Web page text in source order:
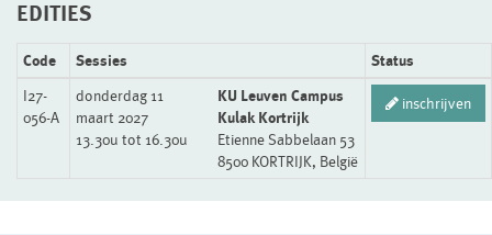
EDITIES
Code Sessies
Status
I27-
056-A
donderdag 11
maart 2027
13.30u tot 16.30u
KU Leuven Campus
Kulak Kortrijk
Etienne Sabbelaan 53
8500 KORTRIJK, België
inschrijven